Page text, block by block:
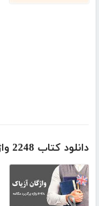
دانلود کتاب 2248 واژه پرکاربرد مکالمه (واژگان آزیاک)